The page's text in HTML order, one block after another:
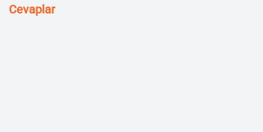
Cevaplar